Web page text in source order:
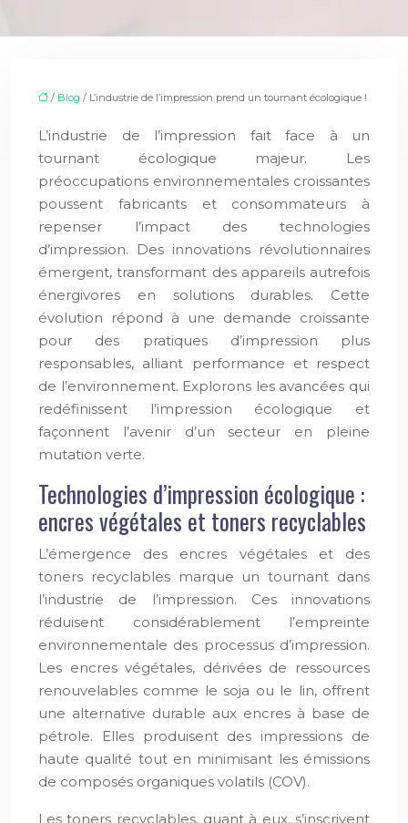
/ Blog / L’industrie de l’impression prend un tournant écologique !
L’industrie de l’impression fait face à un
tournant écologique majeur. Les
préoccupations environnementales croissantes
poussent fabricants et consommateurs à
repenser l’impact des technologies
d’impression. Des innovations révolutionnaires
émergent, transformant des appareils autrefois
énergivores en solutions durables. Cette
évolution répond à une demande croissante
pour des pratiques d’impression plus
responsables, alliant performance et respect
de l’environnement. Explorons les avancées qui
redéfinissent l’impression écologique et
façonnent l’avenir d’un secteur en pleine
mutation verte.
Technologies d’impression écologique :
encres végétales et toners recyclables
L’émergence des encres végétales et des
toners recyclables marque un tournant dans
l’industrie de l’impression. Ces innovations
réduisent considérablement l’empreinte
environnementale des processus d’impression.
Les encres végétales, dérivées de ressources
renouvelables comme le soja ou le lin, offrent
une alternative durable aux encres à base de
pétrole. Elles produisent des impressions de
haute qualité tout en minimisant les émissions
de composés organiques volatils (COV).
Les toners recyclables, quant à eux, s’inscrivent